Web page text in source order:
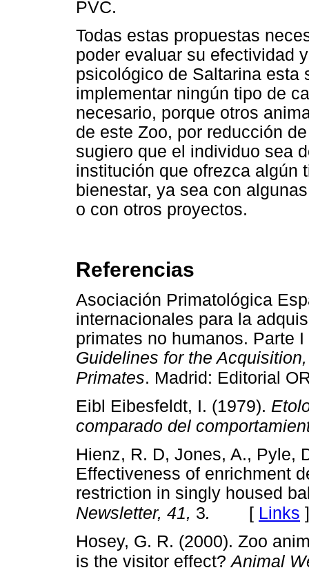
PVC.
Todas estas propuestas
poder evaluar su efectividad
psicológico de Saltarina esta
implementar ningún tipo de
necesario, porque otros
de este Zoo, por reducción
sugiero que el individuo sea
institución que ofrezca algún
bienestar, ya sea con
o con otros proyectos.
Referencias
Asociación Primatológica
internacionales para la
primates no humanos. Parte
Guidelines for the
Primates. Madrid: Editorial
Eibl Eibesfeldt, I. (1979).
comparado del
Hienz, R. D, Jones, A., Pyle,
Effectiveness of enrichment
restriction in singly housed
Newsletter, 41, 3. [ Links ]
Hosey, G. R. (2000). Zoo
is the visitor effect?Animal